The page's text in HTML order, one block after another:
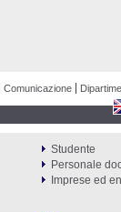
Comunicazione
Studente
Personale
Imprese ed